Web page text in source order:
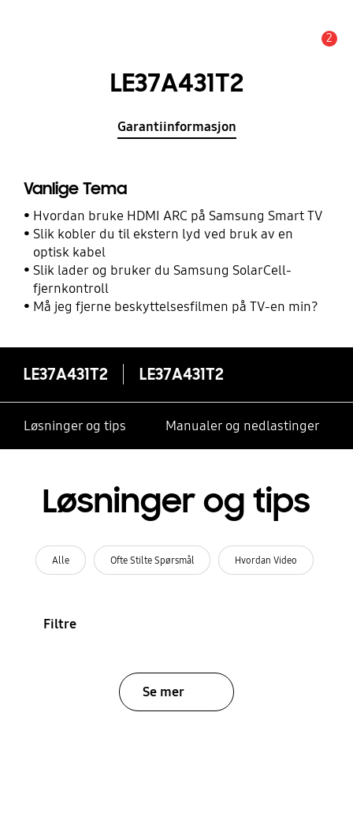
2
LE37A431T2
Garantiinformasjon
Vanlige Tema
Hvordan bruke HDMI ARC på Samsung Smart TV
Slik kobler du til ekstern lyd ved bruk av en
optisk kabel
Slik lader og bruker du Samsung SolarCell-
fjernkontroll
Må jeg fjerne beskyttelsesfilmen på TV-en min?
LE37A431T2 LE37A431T2
Løsninger og tips Manualer og nedlastinger
Løsninger og tips
Alle Ofte Stilte Spørsmål Hvordan Video
Filtre
Se mer